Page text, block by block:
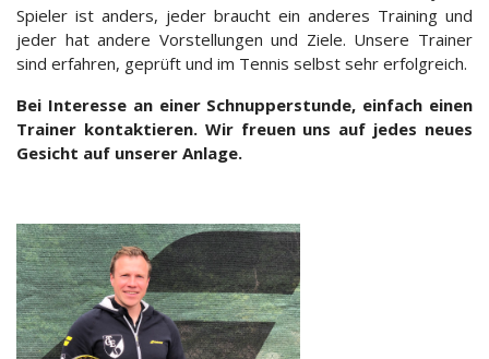
Spieler ist anders, jeder braucht ein anderes Training und
jeder hat andere Vorstellungen und Ziele. Unsere Trainer
sind erfahren, geprüft und im Tennis selbst sehr erfolgreich.
Bei Interesse an einer Schnupperstunde, einfach einen
Trainer kontaktieren. Wir freuen uns auf jedes neues
Gesicht auf unserer Anlage.